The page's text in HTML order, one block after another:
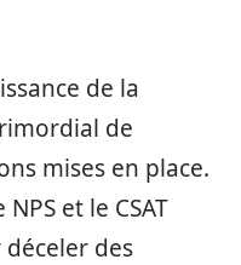
de la
de
mises en place.
et le CSAT
des